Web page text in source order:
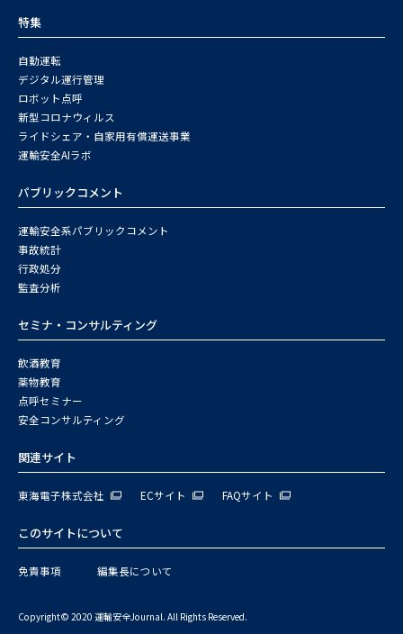
特集
自動運転
デジタル運行管理
ロボット点呼
新型コロナウィルス
ライドシェア・自家用有償運送事業
運輸安全AIラボ
パブリックコメント
運輸安全系パブリックコメント
事故統計
行政処分
監査分析
セミナ・コンサルティング
飲酒教育
薬物教育
点呼セミナー
安全コンサルティング
関連サイト
東海電子株式会社 ECサイト FAQサイト
このサイトについて
免責事項 編集長について
Copyright© 2020 運輸安全Journal. All Rights Reserved.